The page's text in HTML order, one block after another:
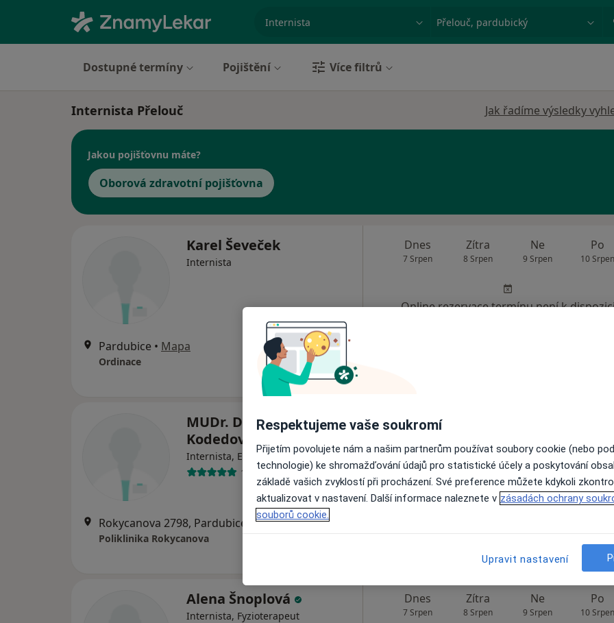
Město nebo region
Dostupné termíny Pojištění Více filtrů
Internista Přelouč Jak řadíme výsledky
Jakou pojišťovnu máte?
Oborová zdravotní pojišťovna
Karel Ševeček
Internista
Pardubice • Mapa
Ordinace
Dnes
7 Srpen
Zítra
8 Srpen
Ne
9 Srpen
Po
10 Srpen
Online rezervace termínu není k
MUDr. Dagmar
Kodedová
Internista, Endokrinolog
18 názorů
Rokycanova 2798, Pardubice Mapa
Poliklinika Rokycanova
Dnes
Online rezervace termínu není k
Rezervovat termín
Alena Šnoplová
Internista, Fyzioterapeut
Dnes
7 Srpen
Zítra
8 Srpen
Ne
9 Srpen
Po
10 Srpen
Respektujeme vaše soukromí
Přijetím povolujete nám a našim partnerům používat soubory cookie (nebo
technologie) ke shromažďování údajů pro statistické účely a poskytování
základě vašich zvyklostí při procházení. Své preference můžete kdykoli
aktualizovat v nastavení. Další informace naleznete v zásadách ochrany
souborů cookie.
Upravit nastavení